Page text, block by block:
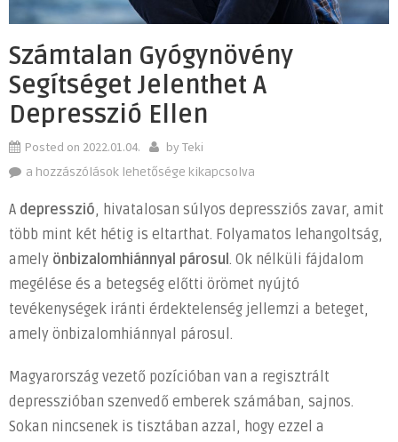
Számtalan Gyógynövény
Segítséget Jelenthet A
Depresszió Ellen
Posted on 2022.01.04. by Teki
Számtalan
segítséget
jelenthet
a
depresszió
ellen
bejegyzéshez
a hozzászólások lehetősége kikapcsolva
A depresszió, hivatalosan súlyos depressziós zavar, amit
több mint két hétig is eltarthat. Folyamatos lehangoltság,
amely önbizalomhiánnyal párosul. Ok nélküli fájdalom
megélése és a betegség előtti örömet nyújtó
tevékenységek iránti érdektelenség jellemzi a beteget,
amely önbizalomhiánnyal párosul.
Magyarország vezető pozícióban van a regisztrált
depresszióban szenvedő emberek számában, sajnos.
Sokan nincsenek is tisztában azzal, hogy ezzel a